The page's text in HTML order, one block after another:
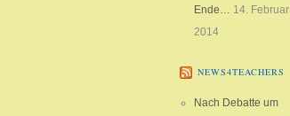
Ende…
14. Februar
2014
NEWS4TEACHERS
Nach Debatte um